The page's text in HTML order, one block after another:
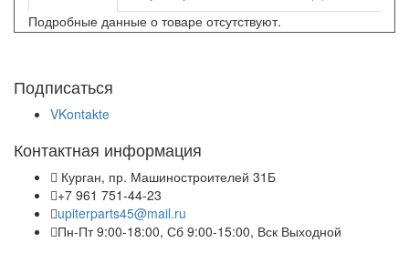
Подробные данные о товаре отсутствуют.
Подписаться
VKontakte
Контактная информация
Курган, пр. Машиностроителей 31Б
+7 961 751-44-23
upiterparts45@mail.ru
Пн-Пт 9:00-18:00, Сб 9:00-15:00, Вск Выходной